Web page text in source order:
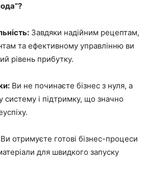
Завдяки надійним рецептам,
та ефективному управлінню ви
рівень прибутку.
Ви не починаєте бізнес з нуля, а
систему і підтримку, що значно
Ви отримуєте готові бізнес-процеси
для швидкого запуску